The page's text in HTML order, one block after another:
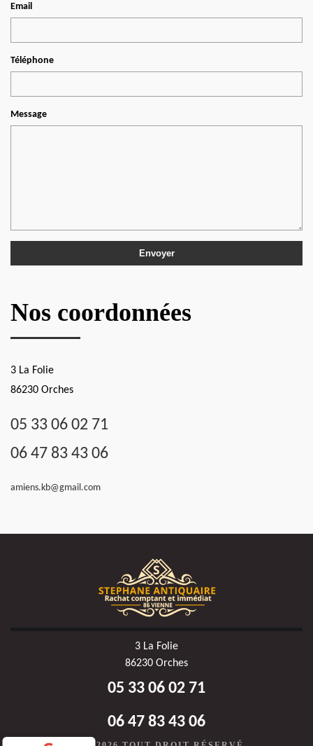
Email
Téléphone
Message
Nos coordonnées
3 La Folie
86230 Orches
05 33 06 02 71
06 47 83 43 06
amiens.kb@gmail.com
3 La Folie
86230 Orches
05 33 06 02 71
06 47 83 43 06